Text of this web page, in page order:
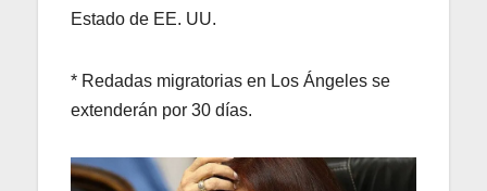
Estado de EE. UU.
* Redadas migratorias en Los Ángeles se
extenderán por 30 días.